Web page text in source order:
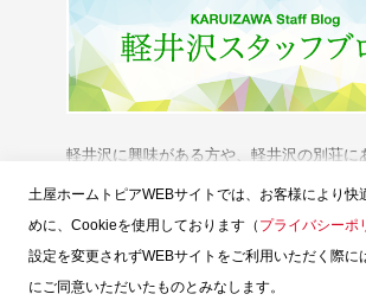
軽井沢に興味がある方や、軽井沢の別荘に
スタッフブログTOP 土屋ホームトピア
土屋ホームトピアWEBサイトでは、お客様により快
めに、Cookieを使用しております（ プライバシーポ
設定を変更されずWEBサイトをご利用いただく際に
にご同意いただいたものとみなします。